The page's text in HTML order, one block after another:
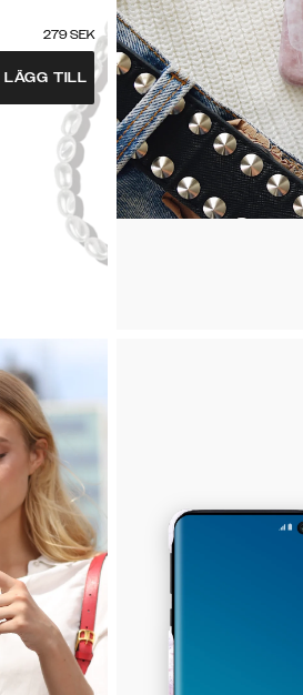
279 SEK
LÄGG TILL